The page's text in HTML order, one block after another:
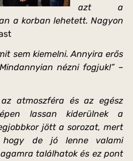
azt a
a korban lehetett. Nagyon
sem kiemelni. Annyira erős
nézni fogjuk!” –
atmoszféra és az egész
lassan kiderülnek a
jött a sorozat, mert
hogy de jó lenne valami
találhatok és ez pont